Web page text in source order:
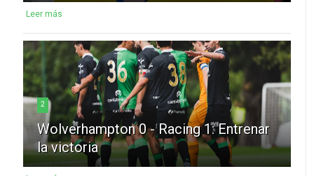
Leer más
2
Wolverhampton 0 - Racing 1: Entrenar
la victoria